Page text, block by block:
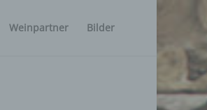
Weinpartner Bilder